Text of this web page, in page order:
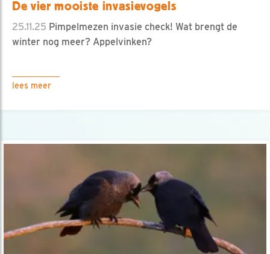
De vier mooiste invasievogels
25.11.25 Pimpelmezen invasie check! Wat brengt de
winter nog meer? Appelvinken?
lees meer